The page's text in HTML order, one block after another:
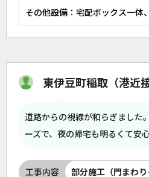
その他設備：宅配ボックス一体
東伊豆町稲取（港近
道路からの視線が和らぎました
ーズで、夜の帰宅も明るくて安心
工事内容 部分施工（門まわり